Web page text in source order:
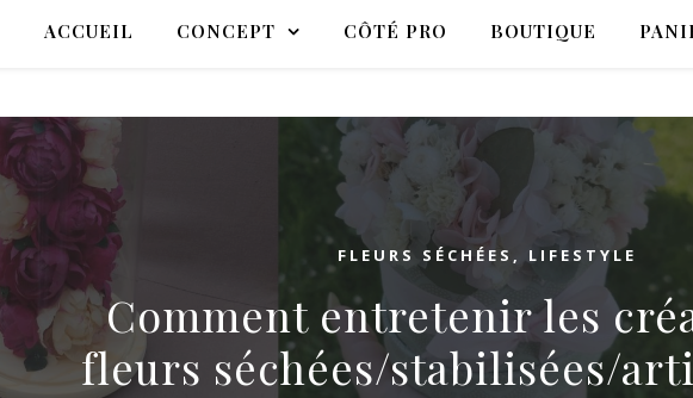
ACCUEIL CONCEPT CÔTÉ PRO BOUTIQUE
FLEURS SÉCHÉES , LIFESTYLE
Comment entretenir les
fleurs séchées/stabilisées/